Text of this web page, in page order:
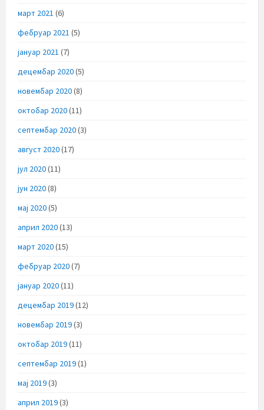
март 2021 (6)
фебруар 2021 (5)
јануар 2021 (7)
децембар 2020(5)
новембар 2020(8)
октобар 2020(11)
септембар 2020(3)
август 2020(17)
јул 2020(11)
јун 2020(8)
мај 2020(5)
април 2020(13)
март 2020(15)
фебруар 2020(7)
јануар 2020(11)
децембар 2019(12)
новембар 2019(3)
октобар 2019(11)
септембар 2019(1)
мај 2019(3)
април 2019(3)